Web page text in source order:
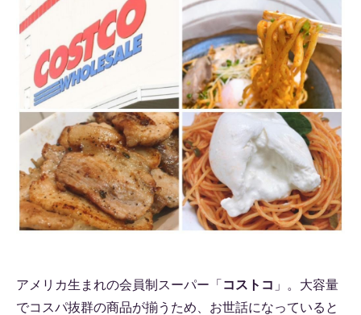
アメリカ生まれの会員制スーパー「 コストコ 」。大容量
でコスパ抜群の商品が揃うため、お世話になっていると